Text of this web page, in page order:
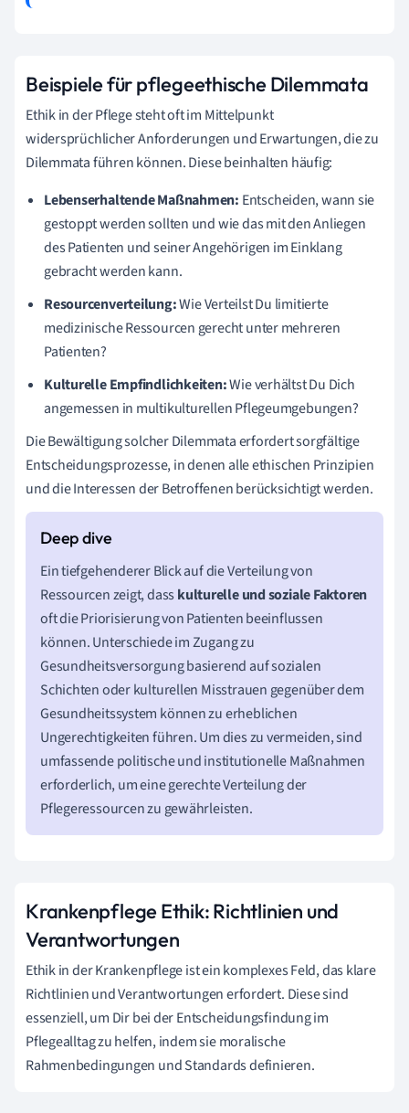
Beispiele für pflegeethische Dilemmata
Ethik in der Pflege steht oft im Mittelpunkt
widersprüchlicher Anforderungen und Erwartungen, die zu
Dilemmata führen können. Diese beinhalten häufig:
Lebenserhaltende Maßnahmen: Entscheiden, wann sie
gestoppt werden sollten und wie das mit den Anliegen
des Patienten und seiner Angehörigen im Einklang
gebracht werden kann.
Resourcenverteilung:Wie Verteilst Du limitierte
medizinische Ressourcen gerecht unter mehreren
Patienten?
Kulturelle Empfindlichkeiten:Wie verhältst Du Dich
angemessen in multikulturellen Pflegeumgebungen?
Die Bewältigung solcher Dilemmata erfordert sorgfältige
Entscheidungsprozesse, in denen alle ethischen Prinzipien
und die Interessen der Betroffenen berücksichtigt werden.
Ein tiefgehenderer Blick auf die Verteilung von
Ressourcen zeigt, dass kulturelle und soziale Faktoren
oft die Priorisierung von Patienten beeinflussen
können. Unterschiede im Zugang zu
Gesundheitsversorgung basierend auf sozialen
Schichten oder kulturellen Misstrauen gegenüber dem
Gesundheitssystem können zu erheblichen
Ungerechtigkeiten führen. Um dies zu vermeiden, sind
umfassende politische und institutionelle Maßnahmen
erforderlich, um eine gerechte Verteilung der
Pflegeressourcen zu gewährleisten.
Krankenpflege Ethik: Richtlinien und
Verantwortungen
Ethik in der Krankenpflege ist ein komplexes Feld, das klare
Richtlinien und Verantwortungen erfordert. Diese sind
essenziell, um Dir bei der Entscheidungsfindung im
Pflegealltag zu helfen, indem sie moralische
Rahmenbedingungen und Standards definieren.